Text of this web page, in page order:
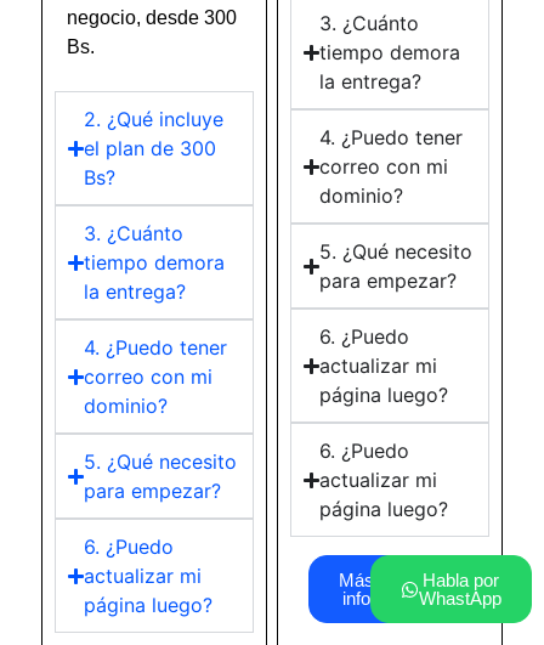
negocio, desde 300
Bs.
2. ¿Qué incluye
el plan de 300
Bs?
3. ¿Cuánto
tiempo demora
la entrega?
4. ¿Puedo tener
correo con mi
dominio?
5. ¿Qué necesito
para empezar?
6. ¿Puedo
actualizar mi
página luego?
3. ¿Cuánto
tiempo demora
la entrega?
4. ¿Puedo tener
correo con mi
dominio?
5. ¿Qué necesito
para empezar?
6. ¿Puedo
actualizar mi
página luego?
6. ¿Puedo
actualizar mi
página luego?
Más
info
Habla por
WhastApp